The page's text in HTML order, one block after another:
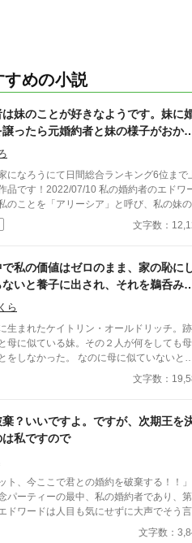
すめの小説
妹のことが好きなようです。妹に
ったら元婚約者と妹の様子がおか
が・完結
になろうにて日間総合ランキング6位まで
！2022/07/10 私の婚約者のエドワー
のことを「アリーシア」と呼び、私の妹
アのことを「ディア」と愛称で呼ぶ。 エ
は当家を訪ねて来るたびに私には黄色い薔
ドワード様は薔薇の花言葉が色と本数によ
ことをご存知ないのかしら？ それにピンク
ード様の髪と瞳の色。自分の髪や瞳の色の
贈る意味をエドワード様が知らないはずが
ドワード様はクラウディアを愛しているの
が愛し合っているなら私は身を引くわ。
私はエドワード様との婚約を解消した。
を解消したはずのエドワード様が先触れも
訪れ、私のことを「シア」と呼び迫ってき
す。 ※小説家になろう、カクヨム、エブ
投稿しています。 ※表紙素材はあぐりりん
文字数：
私の価値はゼロのまま、家の恥に
いと養子に出され、それを鵜呑み
縁を切られたおかげで幸せになれま
ら
生まれたケイトリン・オールドリッチ。
母に似ている妹。その２人が何をしても
った。 なのに母に似ていないとい
、ケイトリンは理不尽な目にあい続けてい
な日々に嫌気がさしたケイトリンは、兄妹
文字数：
？いいですよ。ですが、次期王を
私ですので
ト、今ここで君との婚約を破棄する！！」
パーティーの最中、私の婚約者であり、
ドワードは人目も気にせずに大声でそう
腕には伯爵令嬢、モニカがべったりと
いる。 婚約破棄の理由を問うと、モニカを
文字数：